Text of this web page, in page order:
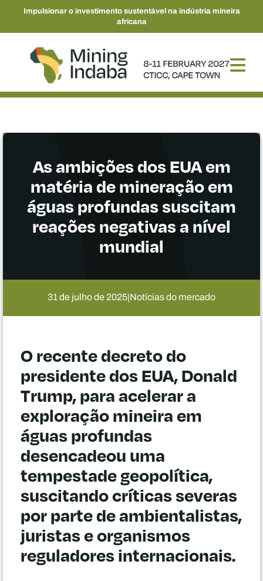
Impulsionar o investimento sustentável na indústria mineira
africana
As ambições dos EUA em
matéria de mineração em
águas profundas suscitam
reações negativas a nível
mundial
31 de julho de 2025|Notícias do mercado
O recente decreto do
presidente dos EUA, Donald
Trump, para acelerar a
exploração mineira em
águas profundas
desencadeou uma
tempestade geopolítica,
suscitando críticas severas
por parte de ambientalistas,
juristas e organismos
reguladores internacionais.